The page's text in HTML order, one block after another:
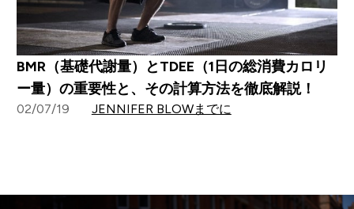
BMR（基礎代謝量）とTDEE（1日の総消費カロリ
ー量）の重要性と、その計算方法を徹底解説！
02/07/19 JENNIFER BLOWまでに